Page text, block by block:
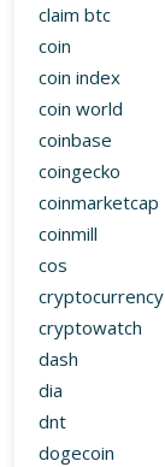
claim btc
coin
coin index
coin world
coinbase
coingecko
coinmarketcap
coinmill
cos
cryptocurrency
cryptowatch
dash
dia
dnt
dogecoin